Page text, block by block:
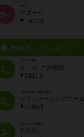
9 位
Azul
アズール
1903名
興味ありランキング
1位
SCYTHE
サイズ -大鎌戦役-
2415名
2位
Terraforming Mars
テラフォーミングマーズ
2394名
3位
Stone Garden
枯山水